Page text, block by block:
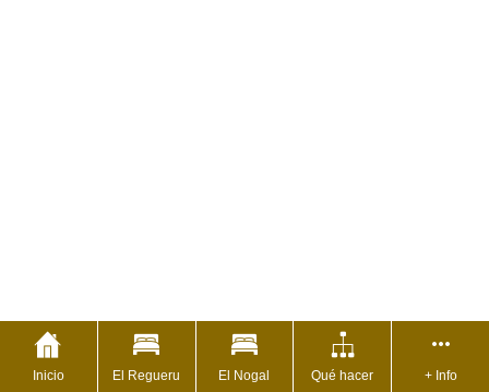
Inicio El Regueru El Nogal Qué hacer + Info